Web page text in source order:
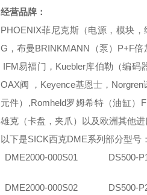
经营品牌：
PHOENIX菲尼克斯（电源，模块
G，布曼BRINKMANN（泵）P+F
IFM易福门，Kuebler库伯勒（编码
OAX阀 ，Keyence基恩士，
元件）,Romheld罗姆希特（油缸）
雄克（卡盘，夹爪）以及欧洲其他进
以下是SICK西克DME系列部分型号：
DME2000-000S01
DS500-
DME2000-000S02 DS500-